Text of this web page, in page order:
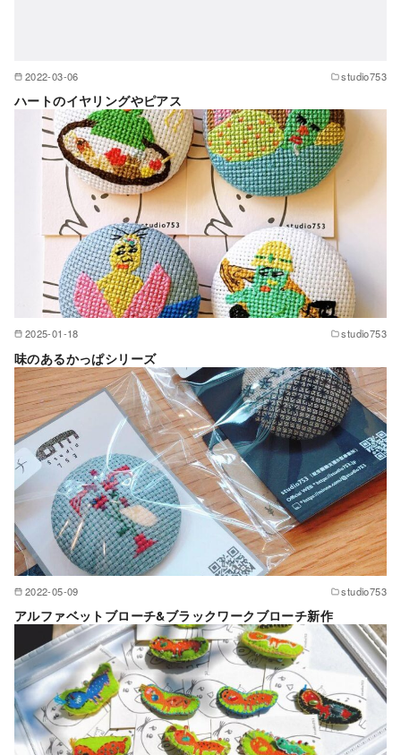
2022-03-06 studio753
ハートのイヤリングやピアス
2025-01-18 studio753
味のあるかっぱシリーズ
2022-05-09 studio753
アルファベットブローチ&ブラックワークブローチ新作